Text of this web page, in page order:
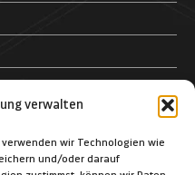
verwalten
wir Technologien wie
und/oder darauf